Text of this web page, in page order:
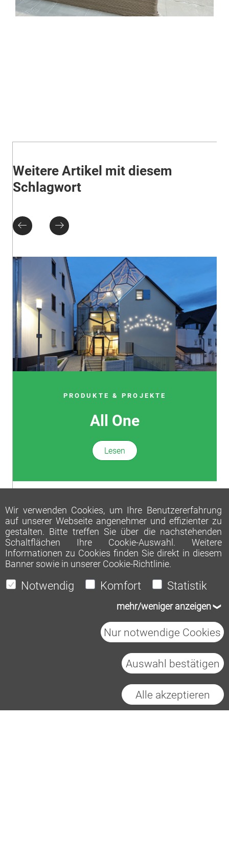
Weitere Artikel mit diesem
Schlagwort
PRODUKTE & PROJEKTE
All One
Lesen
Impressum
Datenschutz
Cookies
Wir verwenden Cookies, um Ihre Benutzererfahrung
auf unserer Webseite angenehmer und effizienter zu
gestalten. Bitte treffen Sie über die nachstehenden
Schaltflächen Ihre Cookie-Auswahl. Weitere
Informationen zu Cookies finden Sie direkt in diesem
Banner sowie in unserer Cookie-Richtlinie.
Notwendig Komfort Statistik
mehr/weniger anzeigen
Nur notwendige Cookies
Auswahl bestätigen
Alle akzeptieren